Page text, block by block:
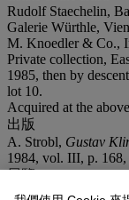
Rudolf Staechelin,
Galerie Würthle,
M. Knoedler & Co.,
Private collection,
1985, then by
lot 10.
Acquired at the
出版
A. Strobl, Gustav
1984, vol. III, p.
展覽
Vienna, Galerie